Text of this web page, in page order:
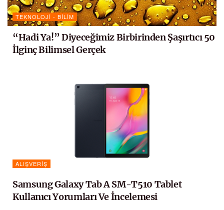
TEKNOLOJI - BILIM
“Hadi Ya!” Diyeceğimiz Birbirinden Şaşırtıcı 50
İlginç Bilimsel Gerçek
ALIŞVERIŞ
Samsung Galaxy Tab A SM-T510 Tablet
Kullanıcı Yorumları Ve İncelemesi